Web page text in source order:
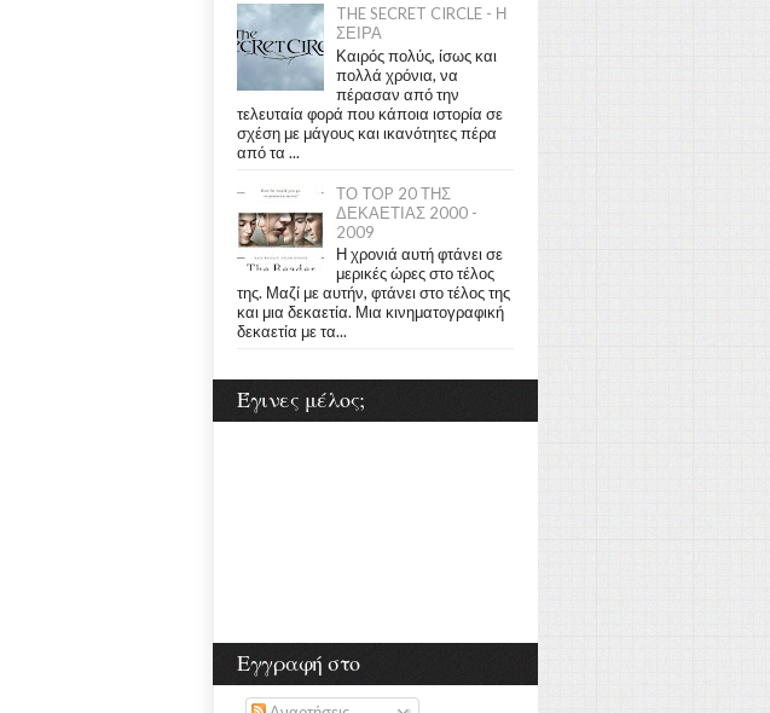
THE SECRET CIRCLE - Η
ΣΕΙΡΑ
Καιρός πολύς, ίσως και
πολλά χρόνια, να
πέρασαν από την
τελευταία φορά που κάποια ιστορία σε
σχέση με μάγους και ικανότητες πέρα
από τα ...
ΤΟ TOP 20 ΤΗΣ
ΔΕΚΑΕΤΙΑΣ 2000 -
2009
Η χρονιά αυτή φτάνει σε
μερικές ώρες στο τέλος
της. Μαζί με αυτήν, φτάνει στο τέλος της
και μια δεκαετία. Μια κινηματογραφική
δεκαετία με τα...
Έγινες μέλος;
Εγγραφή στο